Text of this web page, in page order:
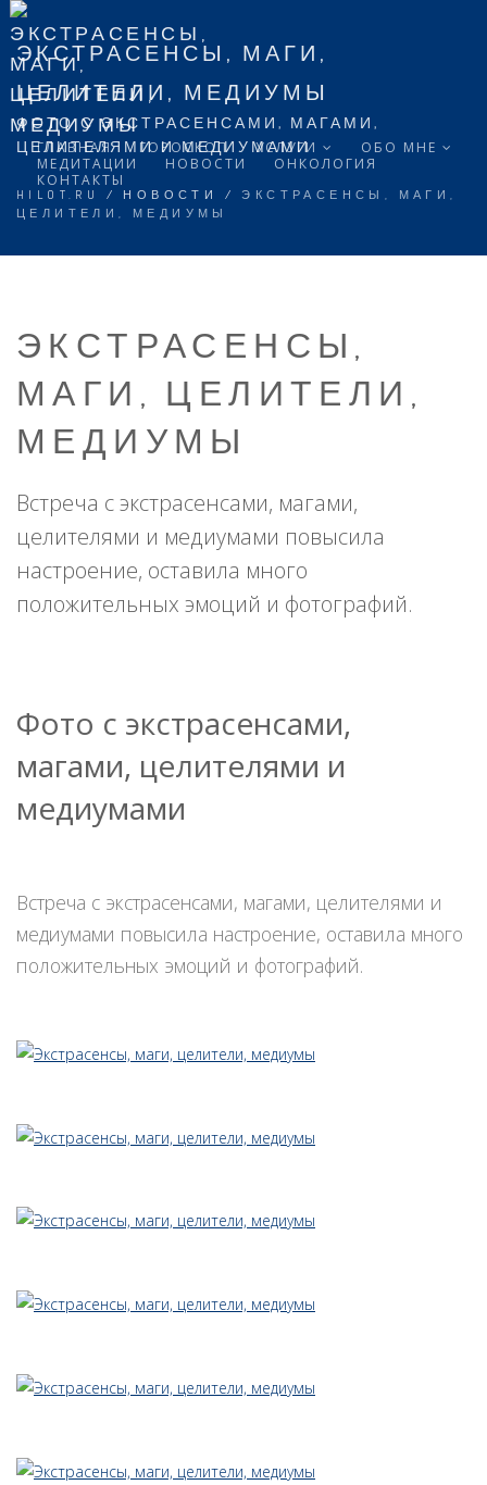
ГЛАВНАЯ ГОРОСКОП УСЛУГИ
ОБО МНЕ
МЕДИТАЦИИ
НОВОСТИ
ОНКОЛОГИЯ
КОНТАКТЫ
ЭКСТРАСЕНСЫ, МАГИ,
ЦЕЛИТЕЛИ, МЕДИУМЫ
ФОТО С ЭКСТРАСЕНСАМИ, МАГАМИ,
ЦЕЛИТЕЛЯМИ И МЕДИУМАМИ
HILOT.RU / НОВОСТИ /ЭКСТРАСЕНСЫ, МАГИ,
ЦЕЛИТЕЛИ, МЕДИУМЫ
ЭКСТРАСЕНСЫ,
МАГИ, ЦЕЛИТЕЛИ,
МЕДИУМЫ
Встреча с экстрасенсами, магами,
целителями и медиумами повысила
настроение, оставила много
положительных эмоций и фотографий.
Фото с экстрасенсами,
магами, целителями и
медиумами
Встреча с экстрасенсами, магами, целителями и
медиумами повысила настроение, оставила много
положительных эмоций и фотографий.